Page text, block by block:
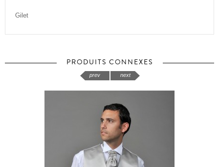
Gilet
PRODUITS CONNEXES
prev next